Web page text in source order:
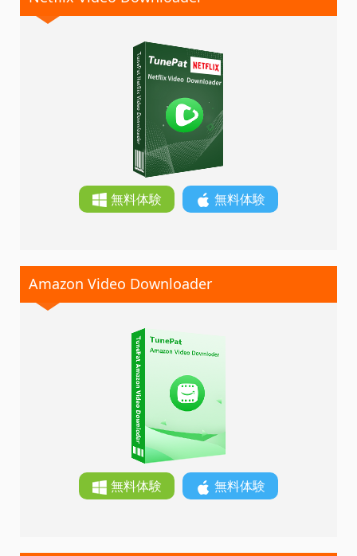
無料体験 無料体験
Amazon Video Downloader
無料体験 無料体験